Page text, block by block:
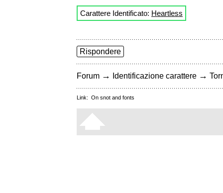
Carattere Identificato: Heartless
Rispondere
Forum → Identificazione carattere →
Link: On snot and fonts